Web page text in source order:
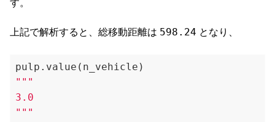
す。
上記で解析すると、総移動距離は 598.24 となり、
"""
3.0
"""